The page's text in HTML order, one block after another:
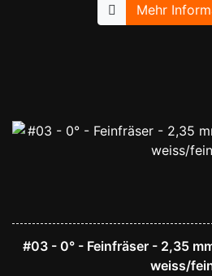
Mehr
#03 - 0° - Feinfräser - 2,35
weiss/